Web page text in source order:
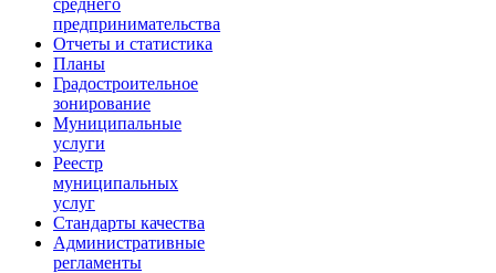
среднего
предпринимательства
Отчеты и статистика
Планы
Градостроительное
зонирование
Муниципальные
услуги
Реестр
муниципальных
услуг
Стандарты качества
Административные
регламенты